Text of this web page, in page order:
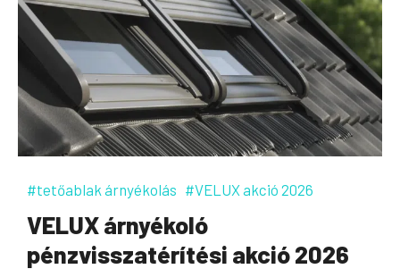
#tetőablak árnyékolás #VELUX akció 2026
VELUX árnyékoló
pénzvisszatérítési akció 2026